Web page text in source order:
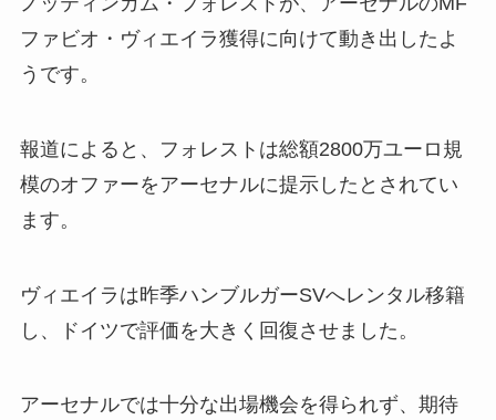
ファビオ・ヴィエイラ獲得に向けて動き出したよ
うです。
報道によると、フォレストは総額2800万ユーロ規
模のオファーをアーセナルに提示したとされてい
ます。
ヴィエイラは昨季ハンブルガーSVへレンタル移籍
し、ドイツで評価を大きく回復させました。
アーセナルでは十分な出場機会を得られず、期待